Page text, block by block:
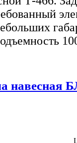
навесная